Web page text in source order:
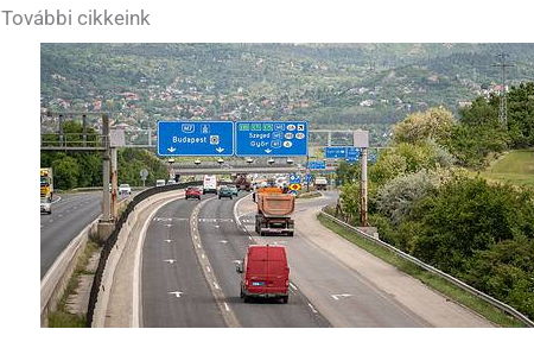
További cikkeink